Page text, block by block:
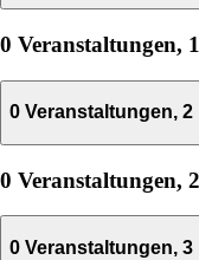
0 Veranstaltungen, 1
0 Veranstaltungen, 2
0 Veranstaltungen, 2
0 Veranstaltungen, 3